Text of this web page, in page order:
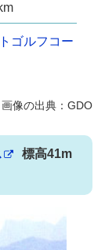
ゴルフコー
標高41m